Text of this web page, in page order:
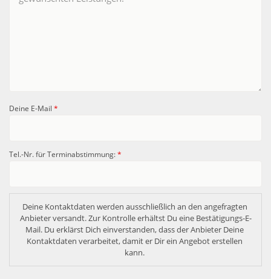
Deine E-Mail *
Tel.-Nr. für Terminabstimmung:*
Deine Kontaktdaten werden ausschließlich an den angefragten
Anbieter versandt. Zur Kontrolle erhältst Du eine Bestätigungs-E-
Mail. Du erklärst Dich einverstanden, dass der Anbieter Deine
Kontaktdaten verarbeitet, damit er Dir ein Angebot erstellen
kann.